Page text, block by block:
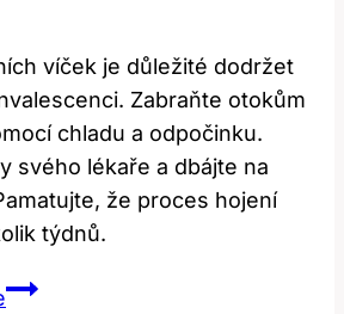
víček je důležité dodržet
Zabraňte otokům
chladu a odpočinku.
svého lékaře a dbájte na
že proces hojení
týdnů.
Rekonvalescence